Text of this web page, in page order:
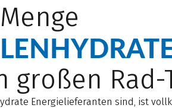
großen Rad-
Energielieferanten sind, ist